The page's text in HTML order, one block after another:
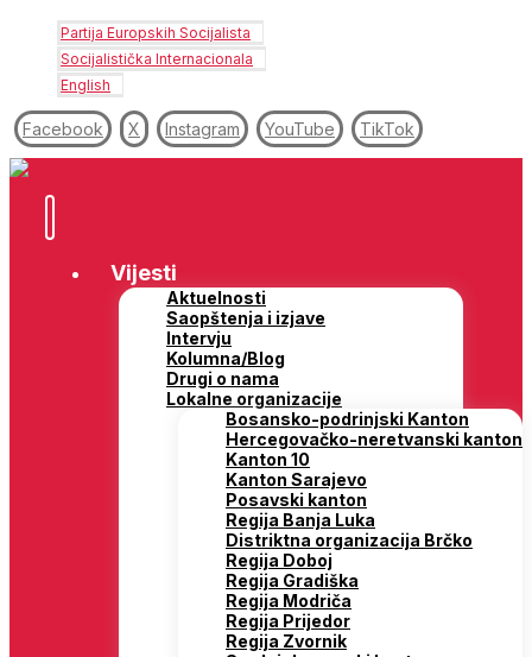
Partija Europskih Socijalista
Socijalistička Internacionala
English
Facebook X Instagram YouTube TikTok
Vijesti
Aktuelnosti
Saopštenja i izjave
Intervju
Kolumna/Blog
Drugi o nama
Lokalne organizacije
Bosansko-podrinjski Kanton
Hercegovačko-neretvanski kanton
Kanton 10
Kanton Sarajevo
Posavski kanton
Regija Banja Luka
Distriktna organizacija Brčko
Regija Doboj
Regija Gradiška
Regija Modriča
Regija Prijedor
Regija Zvornik